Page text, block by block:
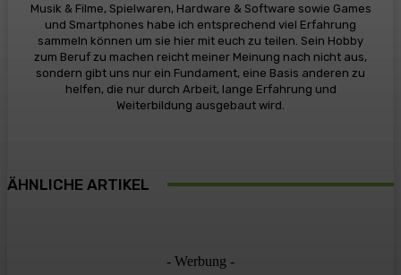
Musik & Filme, Spielwaren, Hardware & Software sowie Games
und Smartphones habe ich entsprechend viel Erfahrung
sammeln können um sie hier mit euch zu teilen. Sein Hobby
zum Beruf zu machen reicht meiner Meinung nach nicht aus,
sondern gibt uns nur ein Fundament, eine Basis anderen zu
helfen, die nur durch Arbeit, lange Erfahrung und
Weiterbildung ausgebaut wird.
ÄHNLICHE ARTIKEL
- Werbung -